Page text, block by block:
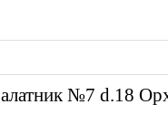
№7 d.18